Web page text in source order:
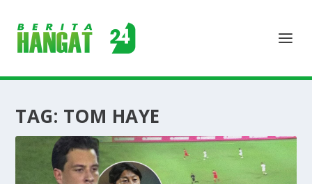
TAG: TOM HAYE